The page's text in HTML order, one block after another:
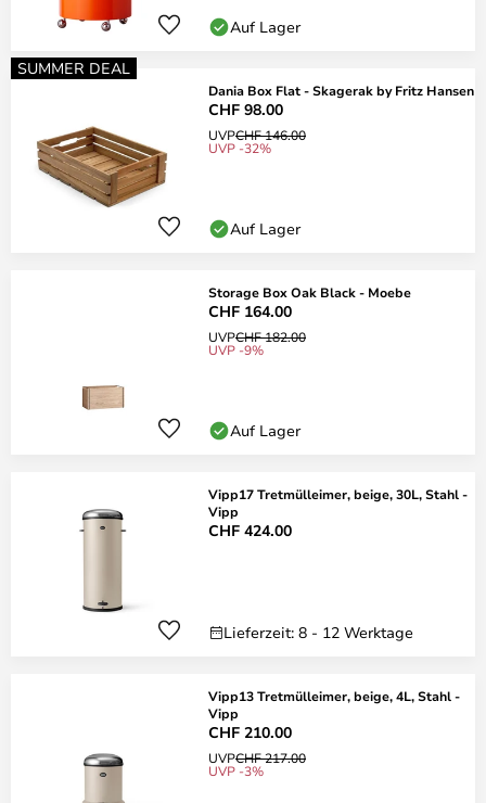
Auf Lager
SUMMER DEAL
Dania Box Flat - Skagerak by Fritz Hansen
CHF 98.00
UVPCHF 146.00
UVP -32%
Auf Lager
Storage Box Oak Black - Moebe
CHF 164.00
UVPCHF 182.00
UVP -9%
Auf Lager
Vipp17 Tretmülleimer, beige, 30L, Stahl -
Vipp
CHF 424.00
Lieferzeit: 8 - 12 Werktage
Vipp13 Tretmülleimer, beige, 4L, Stahl -
Vipp
CHF 210.00
UVPCHF 217.00
UVP -3%